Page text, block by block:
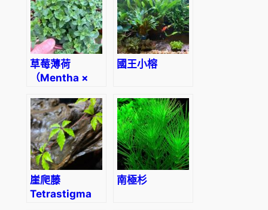
草莓薄荷
（Mentha ×
‘Strawberry’）
國王小榕
崖爬藤
Tetrastigma
南極杉